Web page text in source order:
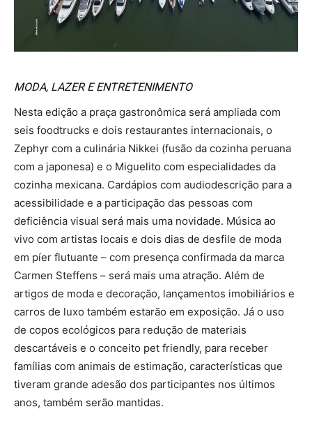
MODA, LAZER E ENTRETENIMENTO
Nesta edição a praça gastronômica será ampliada com
seis foodtrucks e dois restaurantes internacionais, o
Zephyr com a culinária Nikkei (fusão da cozinha peruana
com a japonesa) e o Miguelito com especialidades da
cozinha mexicana. Cardápios com audiodescrição para a
acessibilidade e a participação das pessoas com
deficiência visual será mais uma novidade. Música ao
vivo com artistas locais e dois dias de desfile de moda
em píer flutuante – com presença confirmada da marca
Carmen Steffens – será mais uma atração. Além de
artigos de moda e decoração, lançamentos imobiliários e
carros de luxo também estarão em exposição. Já o uso
de copos ecológicos para redução de materiais
descartáveis e o conceito pet friendly, para receber
famílias com animais de estimação, características que
tiveram grande adesão dos participantes nos últimos
anos, também serão mantidas.